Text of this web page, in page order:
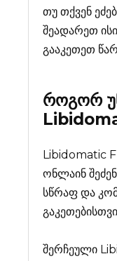
თუ თქვენ
შეადარეთ
გააკეთეთ
როგორ
Libidomatic
ონლაინ
სწრაფ და
შერჩეული